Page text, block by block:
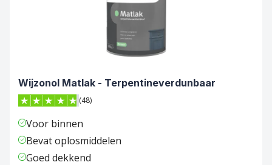
Wijzonol Matlak - Terpentineverdunbaar
(48)
Voor binnen
Bevat oplosmiddelen
Goed dekkend